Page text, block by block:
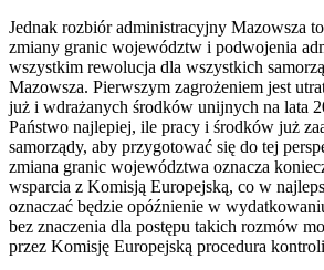
Jednak rozbiór administracyjny Mazowsza
zmiany granic województw i podwojenia
wszystkim rewolucja dla wszystkich
Mazowsza. Pierwszym zagrożeniem jest
już i wdrażanych środków unijnych na lata
Państwo najlepiej, ile pracy i środków już
samorządy, aby przygotować się do tej
zmiana granic województwa oznacza
wsparcia z Komisją Europejską, co w
oznaczać będzie opóźnienie w
bez znaczenia dla postępu takich rozmów
przez Komisję Europejską procedura